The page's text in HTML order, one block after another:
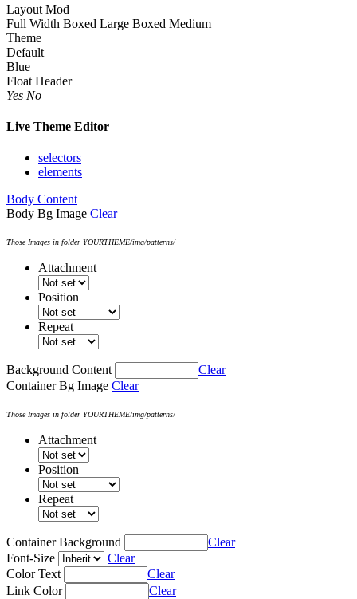
Layout Mod
Full Width Boxed Large Boxed Medium
Theme
Default
Blue
Float Header
Yes No
Live Theme Editor
selectors
elements
Body Content
Body Bg Image Clear
Those Images in folder YOURTHEME/img/patterns/
Attachment
Position
Repeat
Background Content
Clear
Container Bg Image Clear
Those Images in folder YOURTHEME/img/patterns/
Attachment
Position
Repeat
Container Background
Clear
Font-Size
Clear
Color Text
Clear
Link Color
Clear